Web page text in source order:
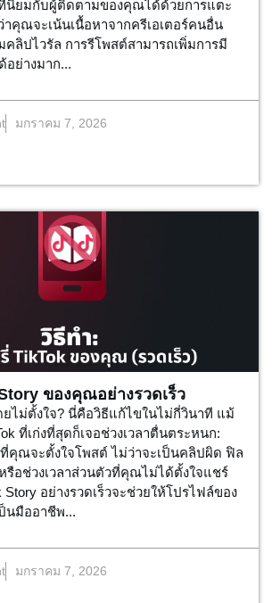
ที่นิยมกับผู้ติดตามของคุณได้ด้วยการแตะ
าคุณจะเน้นเนื้อหาจากครีเอเตอร์คนอื่น
คลิปไวรัล การรีโพสต์สามารถเพิ่มการมี
ย่างมาก...
มกราคม 7, 2026
ของคุณอย่างรวดเร็ว
ไม่ตั้งใจ? นี่คือวิธีแก้ไขในไม่กี่วินาที แม้
ที่เก่งที่สุดก็เจอช่วงเวลาตื่นตระหนก:
คุณจะตั้งใจโพสต์ ไม่ว่าจะเป็นคลิปผิด ฟิล
รือช่วงเวลาส่วนตัวที่คุณไม่ได้ตั้งใจแชร์
Story อย่างรวดเร็วจะช่วยให้โปรไฟล์ของ
นมืออาชีพ...
มกราคม 7, 2026